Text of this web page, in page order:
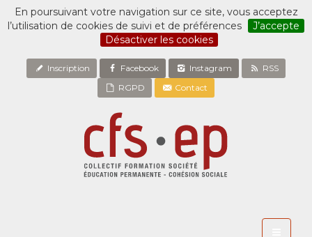
En poursuivant votre navigation sur ce site, vous acceptez
l’utilisation de cookies de suivi et de préférences
J’accepte
Désactiver les cookies
Inscription Facebook Instagram
RSS
RGPD
Contact